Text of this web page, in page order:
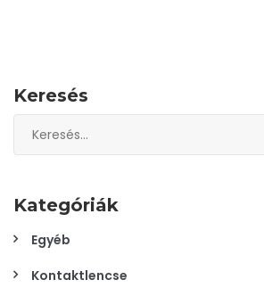
Keresés
Kategóriák
Egyéb
Kontaktlencse